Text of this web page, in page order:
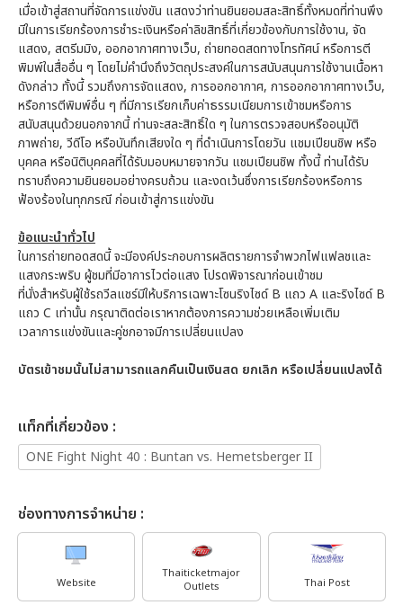
เมื่อเข้าสู่สถานที่จัดการแข่งขัน แสดงว่าท่านยินยอมสละสิทธิ์ทั้งหมดที่ท่านพึง
มีในการเรียกร้องการชำระเงินหรือค่าลิขสิทธิ์ที่เกี่ยวข้องกับการใช้งาน, จัด
แสดง, สตรีมมิง, ออกอากาศทางเว็บ, ถ่ายทอดสดทางโทรทัศน์ หรือการตี
พิมพ์ในสื่ออื่น ๆ โดยไม่คำนึงถึงวัตถุประสงค์ในการสนับสนุนการใช้งานเนื้อหา
ดังกล่าว ทั้งนี้ รวมถึงการจัดแสดง, การออกอากาศ, การออกอากาศทางเว็บ,
หรือการตีพิมพ์อื่น ๆ ที่มีการเรียกเก็บค่าธรรมเนียมการเข้าชมหรือการ
สนับสนุนด้วยนอกจากนี้ ท่านจะสละสิทธิ์ใด ๆ ในการตรวจสอบหรืออนุมัติ
ภาพถ่าย, วีดีโอ หรือบันทึกเสียงใด ๆ ที่ดำเนินการโดยวัน แชมเปียนชิพ หรือ
บุคคล หรือนิติบุคคลที่ได้รับมอบหมายจากวัน แชมเปียนชิพ ทั้งนี้ ท่านได้รับ
ทราบถึงความยินยอมอย่างครบถ้วน และงดเว้นซึ่งการเรียกร้องหรือการ
ฟ้องร้องในทุกกรณี ก่อนเข้าสู่การแข่งขัน
ข้อแนะนำทั่วไป
ในการถ่ายทอดสดนี้ จะมีองค์ประกอบการผลิตรายการจำพวกไฟแฟลชและ
แสงกระพริบ ผู้ชมที่มีอาการไวต่อแสง โปรดพิจารณาก่อนเข้าชม
ที่นั่งสำหรับผู้ใช้รถวีลแชร์มีให้บริการเฉพาะโซนริงไซด์ B แถว A และริงไซด์ B
แถว C เท่านั้น กรุณาติดต่อเราหากต้องการความช่วยเหลือเพิ่มเติม
เวลาการแข่งขันและคู่ชกอาจมีการเปลี่ยนแปลง
บัตรเข้าชมนั้นไม่สามารถแลกคืนเป็นเงินสด ยกเลิก หรือเปลี่ยนแปลงได้
เเท็กที่เกี่ยวข้อง :
ONE Fight Night 40 : Buntan vs. Hemetsberger II
ช่องทางการจำหน่าย :
Website
Thaiticketmajor
Outlets
Thai Post